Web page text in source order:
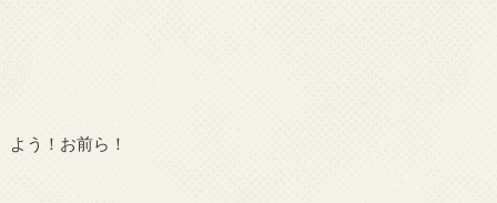
よう！お前ら！